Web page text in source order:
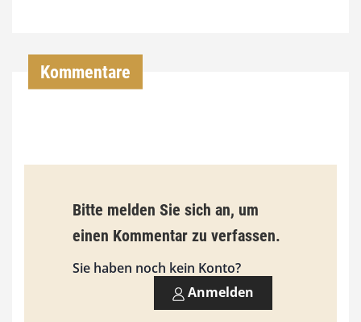
€
i
s
9
Kommentare
Bitte melden Sie sich an, um
einen Kommentar zu verfassen.
Sie haben noch kein Konto?
Anmelden